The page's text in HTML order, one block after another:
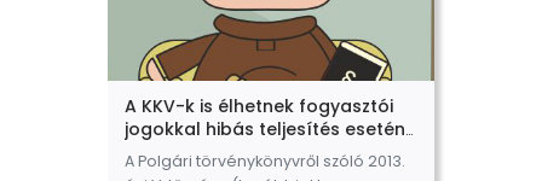
A KKV-k is élhetnek fogyasztói
jogokkal hibás teljesítés esetén
2025.08.22. napjától
A Polgári törvénykönyvről szóló 2013.